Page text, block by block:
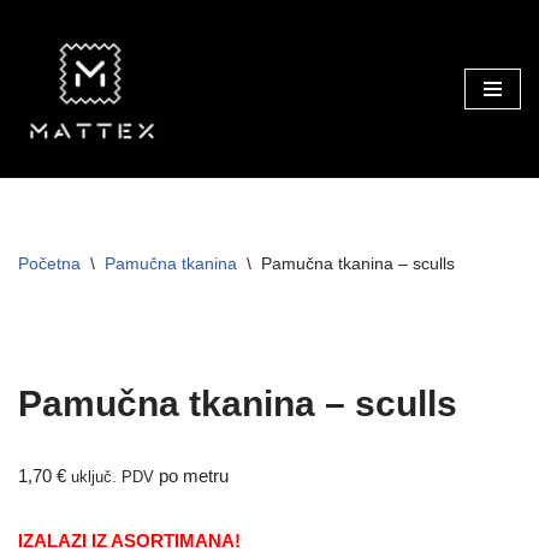
content
Početna \ Pamučna tkanina \ Pamučna tkanina – sculls
Pamučna tkanina – sculls
1,70 € uključ. PDV po metru
IZALAZI IZ ASORTIMANA!